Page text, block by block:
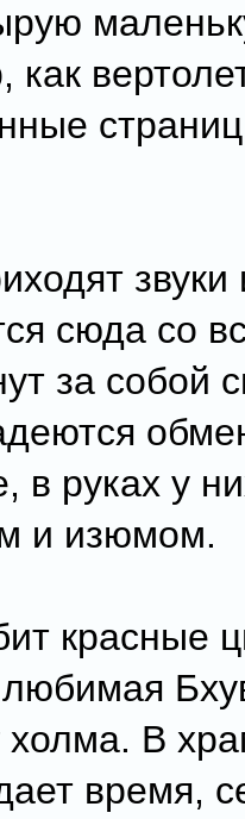
как
сюда со
за собой
в руках у
и изюмом.
красные
холма. В
время,